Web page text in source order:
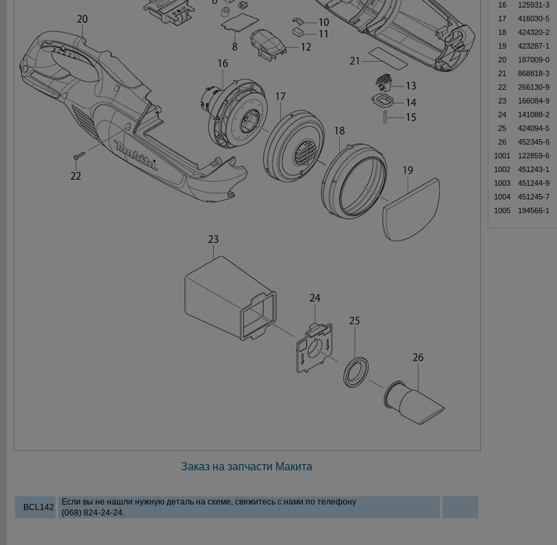
Заказ на запчасти Макита
BCL142
Если вы не нашли нужную деталь на схеме, свяжитесь с нами по телефону
(068) 824-24-24.
16
125931-3
17
416030-5
18
424320-2
19
423287-1
20
187009-0
21
868818-3
22
266130-9
23
166084-9
24
141088-2
25
424094-5
26
452345-6
1001
122859-6
1002
451243-1
1003
451244-9
1004
451245-7
1005
194566-1